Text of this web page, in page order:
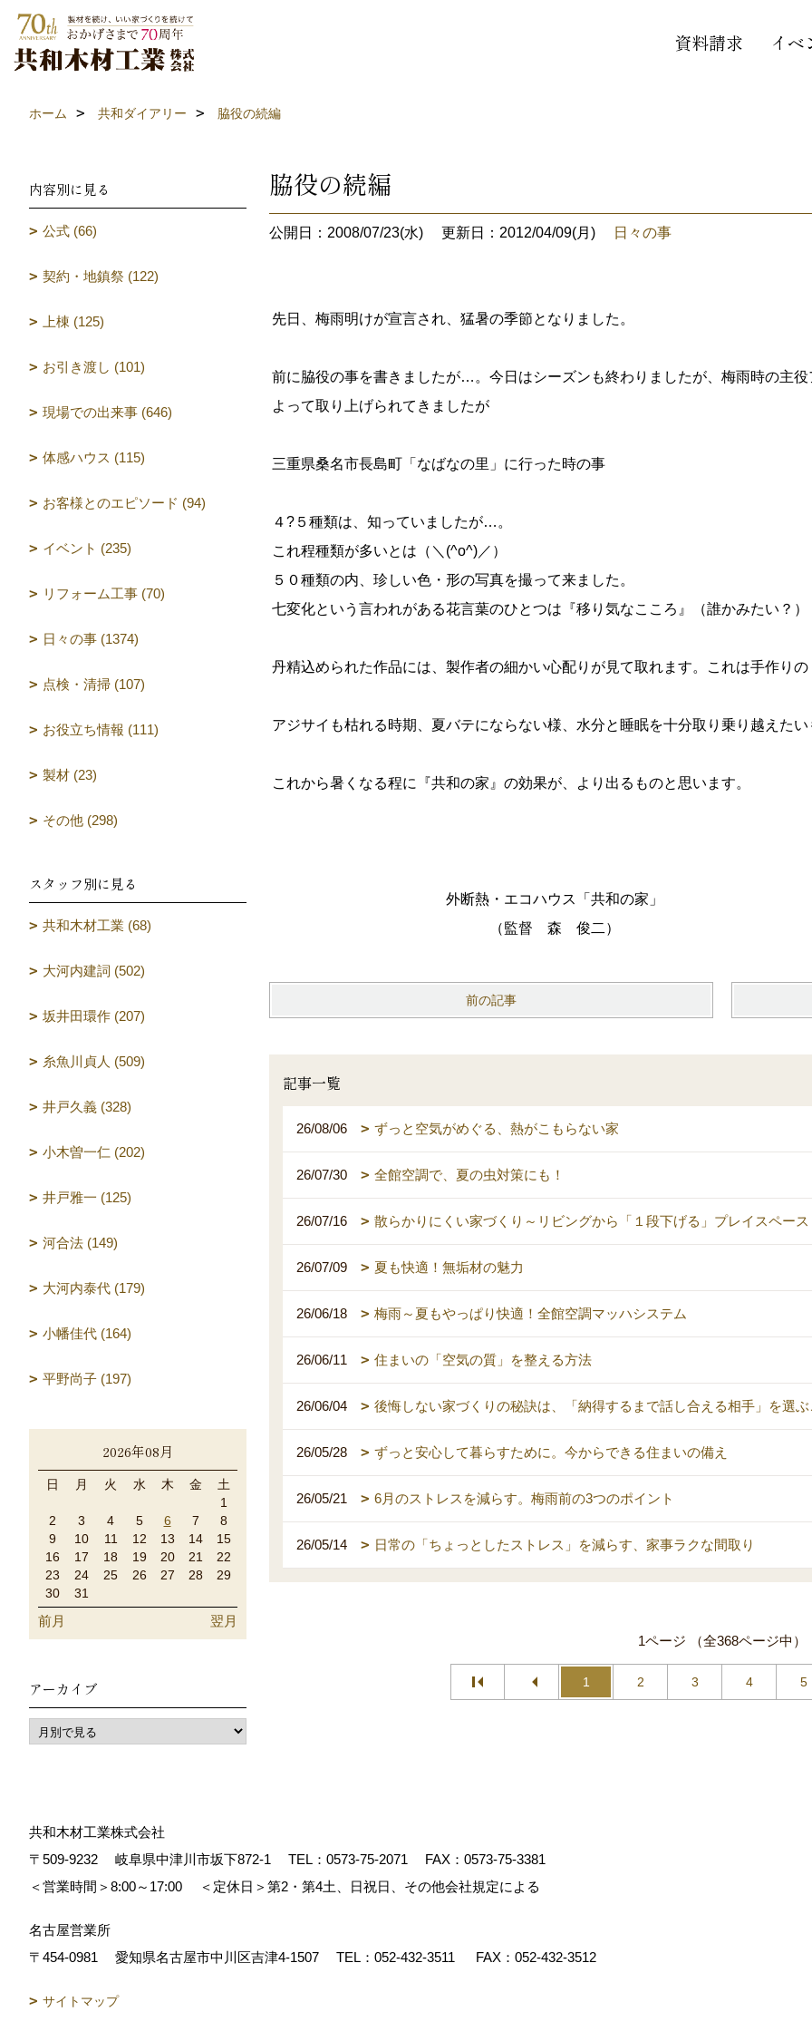
資料請求 イベ
ホーム 共和ダイアリー 脇役の続編
脇役の続編
公開日：2008/07/23(水) 更新日：2012/04/09(月) 日々の事
先日、梅雨明けが宣言され、猛暑の季節となりました。
前に脇役の事を書きましたが…。今日はシーズンも終わりましたが、梅雨時の主
よって取り上げられてきましたが
三重県桑名市長島町「なばなの里」に行った時の事
４?５種類は、知っていましたが…。
これ程種類が多いとは（＼(^o^)／）
５０種類の内、珍しい色・形の写真を撮って来ました。
七変化という言われがある花言葉のひとつは『移り気なこころ』（誰かみたい？）
丹精込められた作品には、製作者の細かい心配りが見て取れます。これは手作り
アジサイも枯れる時期、夏バテにならない様、水分と睡眠を十分取り乗り越えた
これから暑くなる程に『共和の家』の効果が、より出るものと思います。
外断熱・エコハウス「共和の家」
（監督 森 俊二）
前の記事
記事一覧
26/08/06 ずっと空気がめぐる、熱がこもらない家
26/07/30 全館空調で、夏の虫対策にも！
26/07/16 散らかりにくい家づくり～リビングから「１段下げる」プレイスペース
26/07/09 夏も快適！無垢材の魅力
26/06/18 梅雨～夏もやっぱり快適！全館空調マッハシステム
26/06/11 住まいの「空気の質」を整える方法
26/06/04 後悔しない家づくりの秘訣は、「納得するまで話し合える相手」を選
26/05/28 ずっと安心して暮らすために。今からできる住まいの備え
26/05/21 6月のストレスを減らす。梅雨前の3つのポイント
26/05/14 日常の「ちょっとしたストレス」を減らす、家事ラクな間取り
1ページ （全368ページ中）
1 2 3 4 5
内容別に見る
公式 (66)
契約・地鎮祭 (122)
上棟 (125)
お引き渡し (101)
現場での出来事 (646)
体感ハウス (115)
お客様とのエピソード (94)
イベント (235)
リフォーム工事 (70)
日々の事 (1374)
点検・清掃 (107)
お役立ち情報 (111)
製材 (23)
その他 (298)
スタッフ別に見る
共和木材工業 (68)
大河内建詞 (502)
坂井田環作 (207)
糸魚川貞人 (509)
井戸久義 (328)
小木曽一仁 (202)
井戸雅一 (125)
河合法 (149)
大河内泰代 (179)
小幡佳代 (164)
平野尚子 (197)
2026年08月
日 月 火 水 木 金
土
1
2
3 4 5 6 7
8
9
10 11 12 13 14
15
16
17 18 19 20 21
22
23
24 25 26 27 28
29
30
31
前月 翌月
アーカイブ
共和木材工業株式会社
〒509-9232
岐阜県中津川市坂下872‐1 TEL： 0573-75-2071
FAX：0573-75-3381
＜営業時間＞8:00～17:00
＜定休日＞第2・第4土、日祝日、その他会社規定による
名古屋営業所
〒454-0981
愛知県名古屋市中川区吉津4-1507 TEL： 052-432-3511 FAX：052-432-3512
サイトマップ